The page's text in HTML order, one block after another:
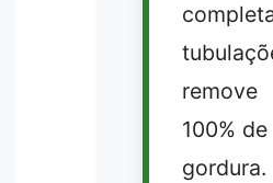
remove
100% de
gordura.